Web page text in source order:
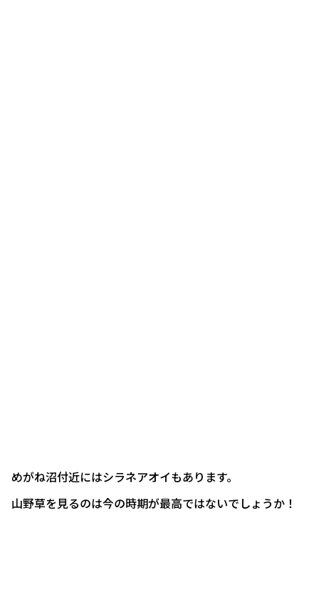
めがね沼付近にはシラネアオイもあります。
山野草を見るのは今の時期が最高ではないでしょうか！